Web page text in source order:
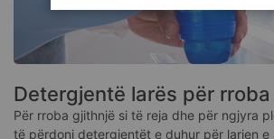
Detergjentë larës për rroba
Për rroba gjithnjë si të reja dhe për ngjyra
të përdoni detergjentët e duhur për larjen e